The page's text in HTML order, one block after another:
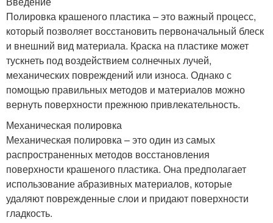
Полировка крашеного пластика – это важный процесс,
который позволяет восстановить первоначальный блеск
и внешний вид материала. Краска на пластике может
тускнеть под воздействием солнечных лучей,
механических повреждений или износа. Однако с
помощью правильных методов и материалов можно
вернуть поверхности прежнюю привлекательность.
Механическая полировка
Механическая полировка – это один из самых
распространенных методов восстановления
поверхности крашеного пластика. Она предполагает
использование абразивных материалов, которые
удаляют поврежденные слои и придают поверхности
гладкость.